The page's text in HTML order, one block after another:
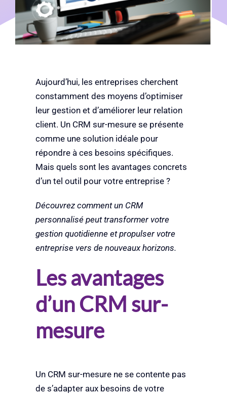
Blog
Aujourd’hui, les entreprises cherchent
constamment des moyens d’optimiser
leur gestion et d’améliorer leur relation
client. Un CRM sur-mesure se présente
comme une solution idéale pour
répondre à ces besoins spécifiques.
Mais quels sont les avantages concrets
d’un tel outil pour votre entreprise ?
Découvrez comment un CRM
personnalisé peut transformer votre
gestion quotidienne et propulser votre
entreprise vers de nouveaux horizons.
Les avantages
d’un CRM sur-
mesure
Un CRM sur-mesure ne se contente pas
de s’adapter aux besoins de votre